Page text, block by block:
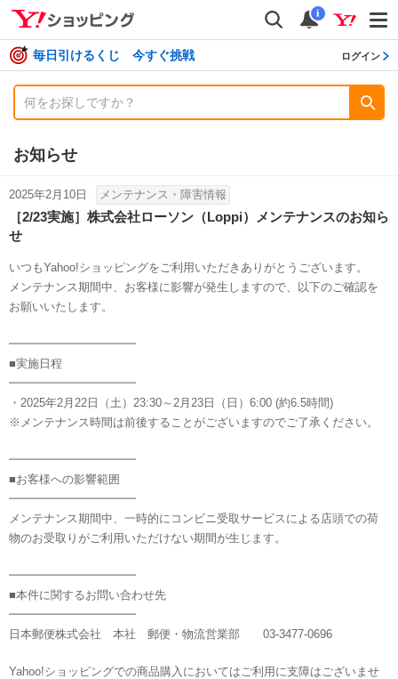
検索
通知
i
毎日引けるくじ 今すぐ挑戦 ログイン
お知らせ
2025年2月10日 メンテナンス・障害情報
［2/23実施］株式会社ローソン（Loppi）メンテナンスのお知ら
せ
いつもYahoo!ショッピングをご利用いただきありがとうございます。
メンテナンス期間中、お客様に影響が発生しますので、以下のご確認を
お願いいたします。
━━━━━━━━━━━
■実施日程
━━━━━━━━━━━
・2025年2月22日（土）23:30～2月23日（日）6:00 (約6.5時間)
※メンテナンス時間は前後することがございますのでご了承ください。
━━━━━━━━━━━
■お客様への影響範囲
━━━━━━━━━━━
メンテナンス期間中、一時的にコンビニ受取サービスによる店頭での荷
物のお受取りがご利用いただけない期間が生じます。
━━━━━━━━━━━
■本件に関するお問い合わせ先
━━━━━━━━━━━
日本郵便株式会社 本社 郵便・物流営業部 03-3477-0696
Yahoo!ショッピングでの商品購入においてはご利用に支障はございませ